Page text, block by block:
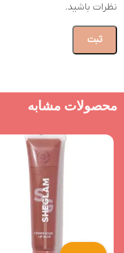
نظرات باشید.
محصولات مشابه